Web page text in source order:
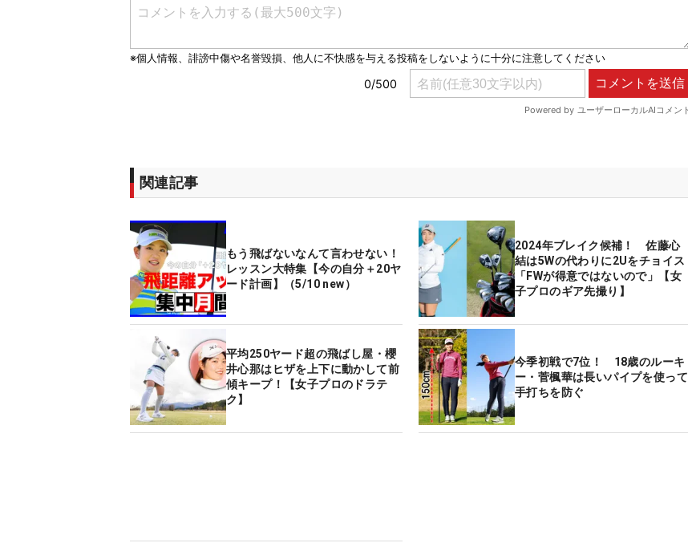
関連記事
もう飛ばないなんて言わせない！
レッスン大特集【今の自分＋20ヤ
ード計画】（5/10 new）
2024年ブレイク候補！ 佐藤心
結は5Wの代わりに2Uをチョイス
「FWが得意ではないので」【女
子プロのギア先撮り】
平均250ヤード超の飛ばし屋・櫻
井心那はヒザを上下に動かして前
傾キープ！【女子プロのドラテ
ク】
今季初戦で7位！ 18歳のルーキ
ー・菅楓華は長いパイプを使って
手打ちを防ぐ